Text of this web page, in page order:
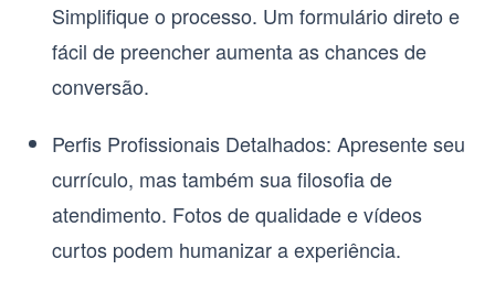
Simplifique o processo. Um formulário direto e
fácil de preencher aumenta as chances de
conversão.
Perfis Profissionais Detalhados: Apresente seu
currículo, mas também sua filosofia de
atendimento. Fotos de qualidade e vídeos
curtos podem humanizar a experiência.